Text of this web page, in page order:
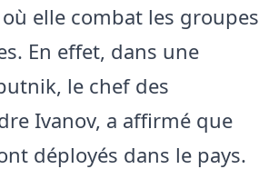
elle combat les groupes
En effet, dans une
le chef des
Ivanov, a affirmé que
déployés dans le pays.